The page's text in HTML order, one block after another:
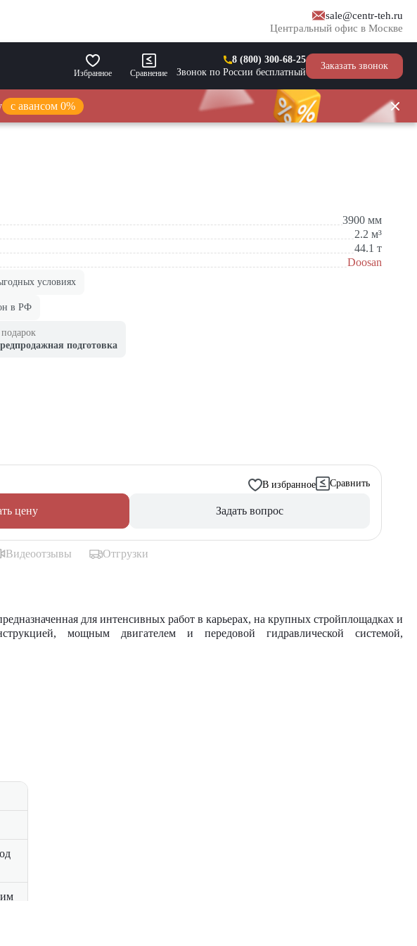
sale@centr-teh.ru
Центральный офис в Москве
Избранное Сравнение
8 (800) 300-68-25
Звонок по России бесплатный
Заказать звонок
с авансом 0%
3900 мм
2.2 м³
44.1 т
Doosan
условиях
в РФ
подготовка
В избранное Сравнить
цену Задать вопрос
Видеоотзывы Отгрузки
для интенсивных работ в карьерах, на крупных стройплощадках и
мощным двигателем и передовой гидравлической системой,